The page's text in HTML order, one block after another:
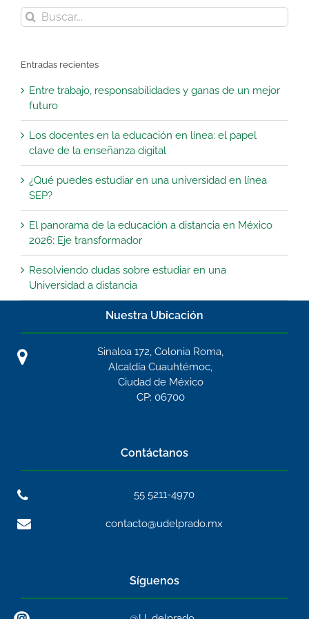
Buscar:
Entradas recientes
Entre trabajo, responsabilidades y ganas de un mejor
futuro
Los docentes en la educación en línea: el papel
clave de la enseñanza digital
¿Qué puedes estudiar en una universidad en línea
SEP?
El panorama de la educación a distancia en México
2026: Eje transformador
Resolviendo dudas sobre estudiar en una
Universidad a distancia
Nuestra Ubicación
Sinaloa 172, Colonia Roma,
Alcaldía Cuauhtémoc,
Ciudad de México
CP: 06700
Contáctanos
55 5211-4970
contacto@udelprado.mx
Síguenos